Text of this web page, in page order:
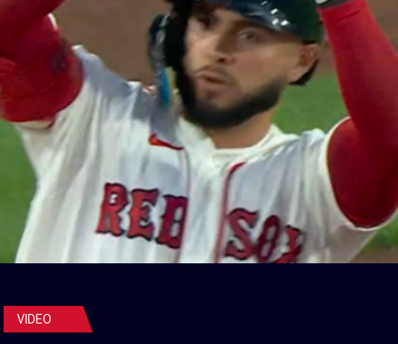
VIDEO